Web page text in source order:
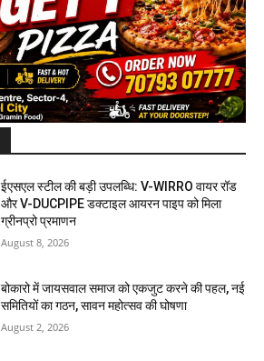
ईएसएल स्टील की बड़ी उपलब्धि: V-WIRRO वायर रॉड
और V-DUCPIPE डक्टाइल आयरन पाइप को मिला
ग्रीनप्रो प्रमाणन
August 8, 2026
बोकारो में जायसवाल समाज को एकजुट करने की पहल, नई
समितियों का गठन, सावन महोत्सव की घोषणा
August 2, 2026